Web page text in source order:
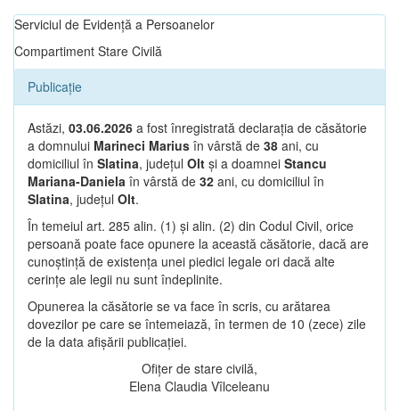
Serviciul de Evidență a Persoanelor
Compartiment Stare Civilă
Publicație
Astăzi, 03.06.2026 a fost înregistrată declarația de căsătorie
a domnului Marineci Marius în vârstă de 38 ani, cu
domiciliul în Slatina, județul Olt și a doamnei Stancu
Mariana-Daniela în vârstă de 32 ani, cu domiciliul în
Slatina, județul Olt.
În temeiul art. 285 alin. (1) și alin. (2) din Codul Civil, orice
persoană poate face opunere la această căsătorie, dacă are
cunoștință de existența unei piedici legale ori dacă alte
cerințe ale legii nu sunt îndeplinite.
Opunerea la căsătorie se va face în scris, cu arătarea
dovezilor pe care se întemeiază, în termen de 10 (zece) zile
de la data afișării publicației.
Ofițer de stare civilă,
Elena Claudia Vîlceleanu